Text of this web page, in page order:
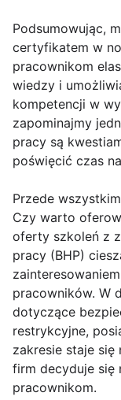
Podsumowując,
certyfikatem w
pracownikom
wiedzy i
kompetencji w
zapominajmy
pracy są
poświęcić czas
Przede
Czy warto
oferty szkoleń z
pracy (BHP)
pracowników. W
dotyczące
restrykcyjne,
zakresie staje
firm decyduje się
pracownikom.